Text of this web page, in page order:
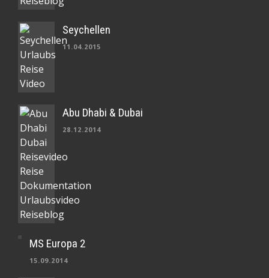
Seychellen
11.04.2015
Abu Dhabi & Dubai
28.12.2014
MS Europa 2
15.09.2014